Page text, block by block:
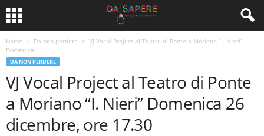
Home Da non perdere
VJ Vocal Project al Teatro di Ponte a Moriano “I. Nieri”
Domenica...
DA NON PERDERE
VJ Vocal Project al Teatro di Ponte
a Moriano “I. Nieri” Domenica 26
dicembre, ore 17.30